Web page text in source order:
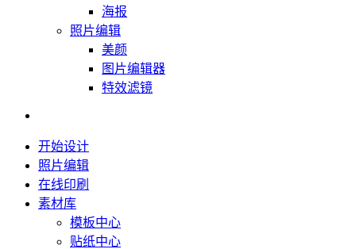
海报
照片编辑
美颜
图片编辑器
特效滤镜
开始设计
照片编辑
在线印刷
素材库
模板中心
贴纸中心